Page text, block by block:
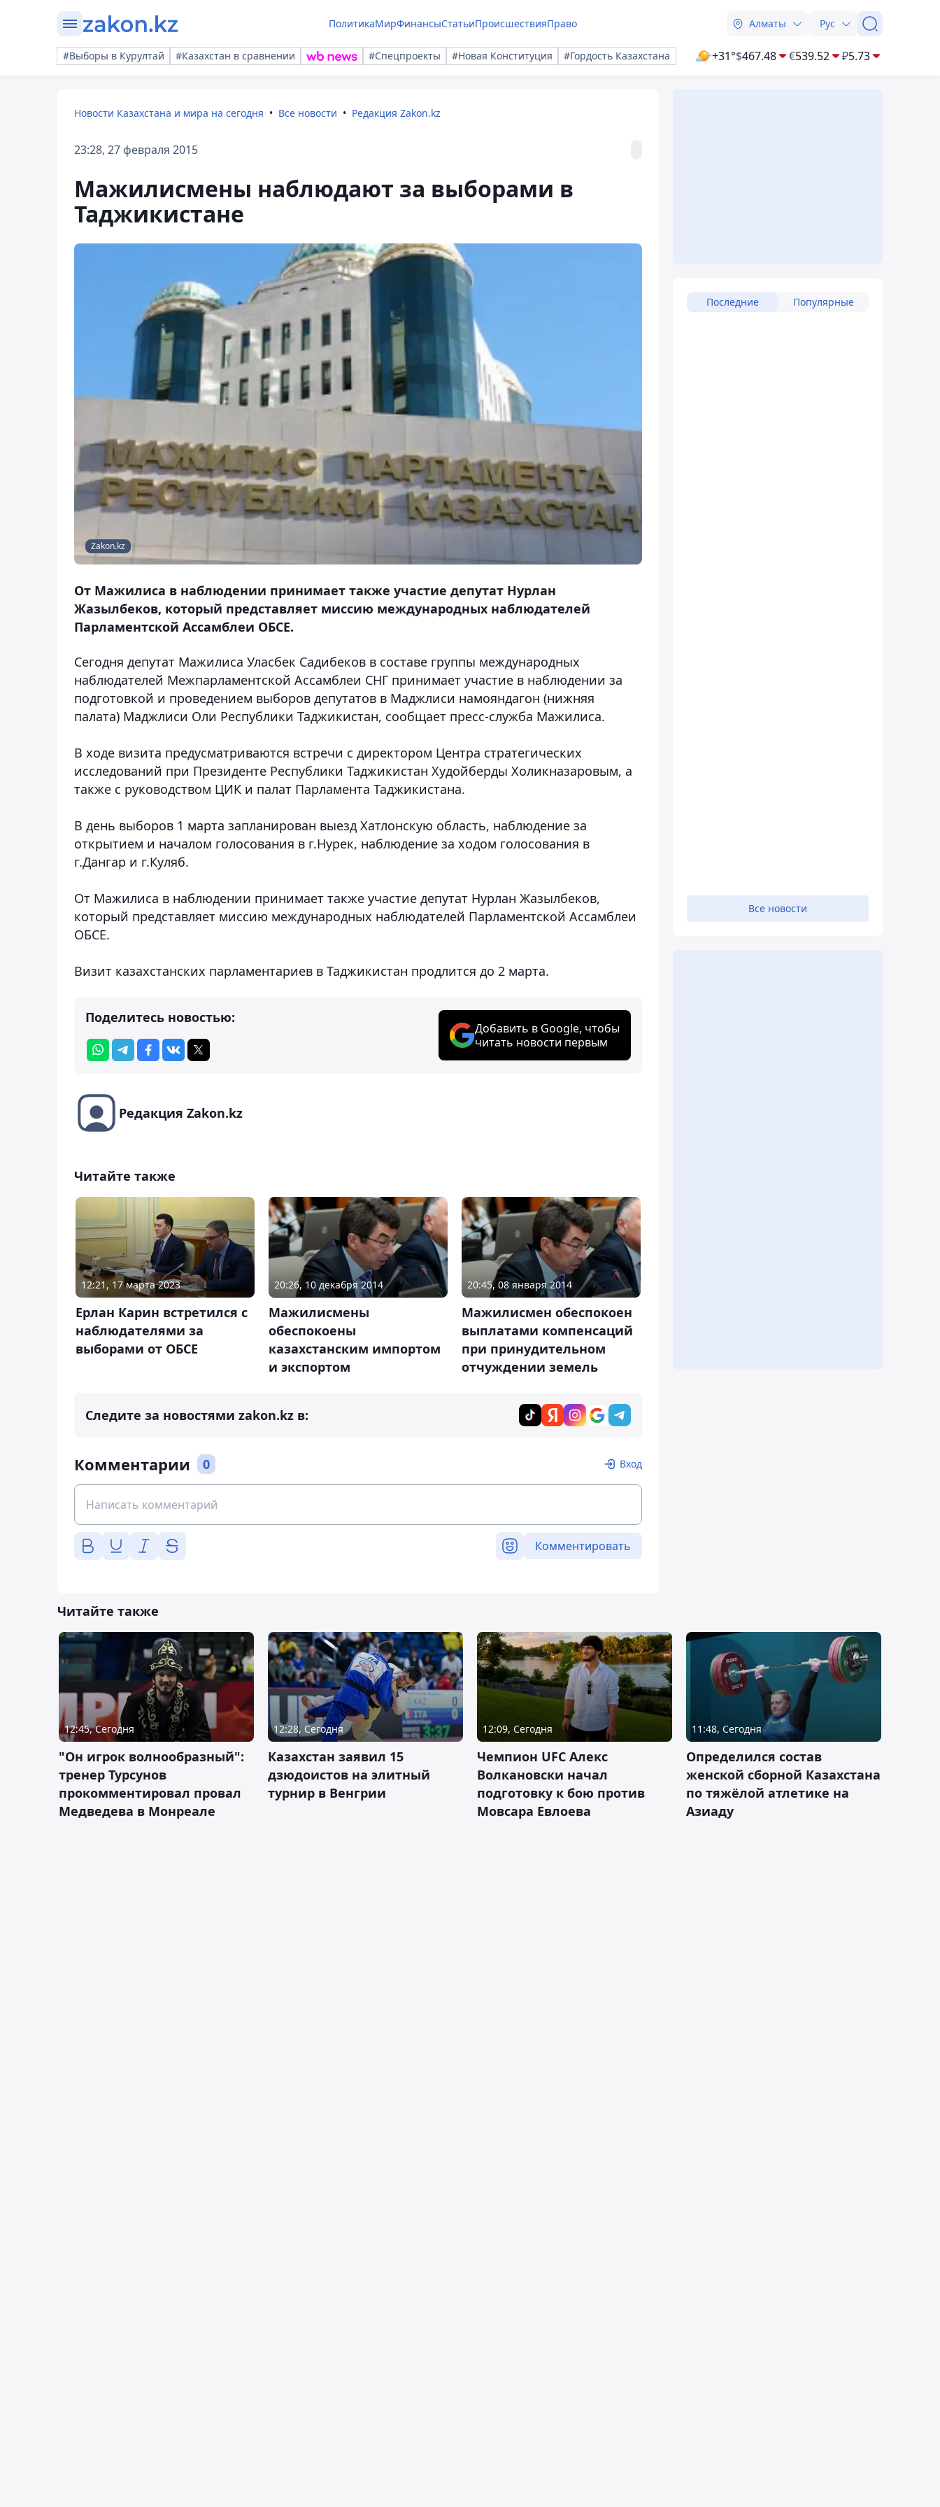
ПолитикаМирФинансыСтатьиПроисшествияПраво Алматы Рус
#Выборы в Курултай #Казахстан в сравнении #Спецпроекты #Новая Конституция #Гордость Казахстана +31°$467.48 €539.52 ₽5.73
Новости Казахстана и мира на сегодня Все новости Редакция Zakon.kz
23:28, 27 февраля 2015
Мажилисмены наблюдают за выборами в
Таджикистане
Zakon.kz
От Мажилиса в наблюдении принимает также участие депутат Нурлан
Жазылбеков, который представляет миссию международных наблюдателей
Парламентской Ассамблеи ОБСЕ.
Сегодня депутат Мажилиса Уласбек Садибеков в составе группы международных
наблюдателей Межпарламентской Ассамблеи СНГ принимает участие в наблюдении за
подготовкой и проведением выборов депутатов в Маджлиси намояндагон (нижняя
палата) Маджлиси Оли Республики Таджикистан, сообщает пресс-служба Мажилиса.
В ходе визита предусматриваются встречи с директором Центра стратегических
исследований при Президенте Республики Таджикистан Худойберды Холикназаровым, а
также с руководством ЦИК и палат Парламента Таджикистана.
В день выборов 1 марта запланирован выезд Хатлонскую область, наблюдение за
открытием и началом голосования в г.Нурек, наблюдение за ходом голосования в
г.Дангар и г.Куляб.
От Мажилиса в наблюдении принимает также участие депутат Нурлан Жазылбеков,
который представляет миссию международных наблюдателей Парламентской Ассамблеи
ОБСЕ.
Визит казахстанских парламентариев в Таджикистан продлится до 2 марта.
Поделитесь новостью:
Добавить в Google, чтобы
читать новости первым
Редакция Zakon.kz
Читайте также
12:21, 17 марта 2023
Ерлан Карин встретился с
наблюдателями за
выборами от ОБСЕ
20:26, 10 декабря 2014
Мажилисмены
обеспокоены
казахстанским импортом
и экспортом
20:45, 08 января 2014
Мажилисмен обеспокоен
выплатами компенсаций
при принудительном
отчуждении земель
Следите за новостями zakon.kz в:
Комментарии 0 Вход
Комментировать
Последние Популярные
Все новости
Читайте также
12:45, Сегодня
"Он игрок волнообразный":
тренер Турсунов
прокомментировал провал
Медведева в Монреале
12:28, Сегодня
Казахстан заявил 15
дзюдоистов на элитный
турнир в Венгрии
12:09, Сегодня
Чемпион UFC Алекс
Волкановски начал
подготовку к бою против
Мовсара Евлоева
11:48, Сегодня
Определился состав
женской сборной Казахстана
по тяжёлой атлетике на
Азиаду